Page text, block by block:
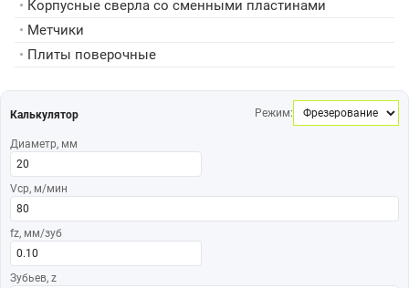
• Корпусные сверла со сменными пластинами
• Метчики
• Плиты поверочные
Калькулятор Режим:
Диаметр, мм
Vср, м/мин
fz, мм/зуб
Зубьев, z